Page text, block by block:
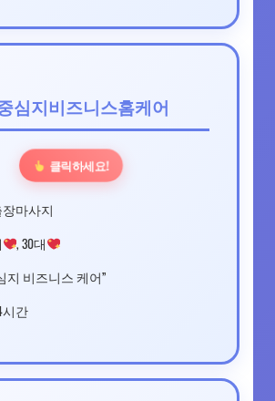
심지비즈니스홈케어
클릭하세요!
마사지
, 30대
지 비즈니스 케어”
시간